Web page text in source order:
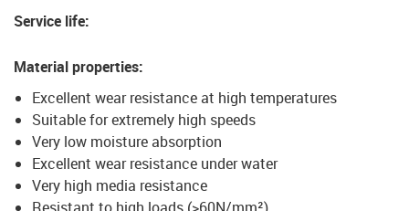
Service life:
Material properties:
Excellent wear resistance at high temperatures
Suitable for extremely high speeds
Very low moisture absorption
Excellent wear resistance under water
Very high media resistance